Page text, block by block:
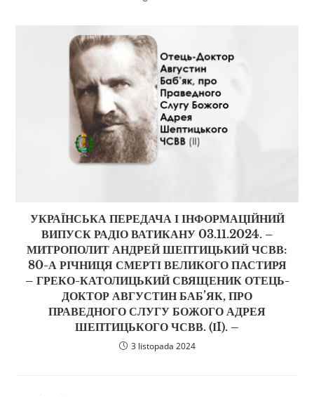
УКРАЇНСЬКА ПЕРЕДАЧА І ІНФОРМАЦІЙНИЙ
ВИПУСК РАДІО ВАТИКАНУ 03.11.2024. –
МИТРОПОЛИТ АНДРЕЙ ШЕПТИЦЬКИЙ ЧСВВ:
80-А РІЧНИЦЯ СМЕРТІ ВЕЛИКОГО ПАСТИРЯ
– ГРЕКО-КАТОЛИЦЬКИЙ СВЯЩЕНИК ОТЕЦЬ-
ДОКТОР АВГУСТИН БАБ’ЯК, ПРО
ПРАВЕДНОГО СЛУГУ БОЖОГО АДРЕЯ
ШЕПТИЦЬКОГО ЧСВВ. (ІI). –
3 listopada 2024